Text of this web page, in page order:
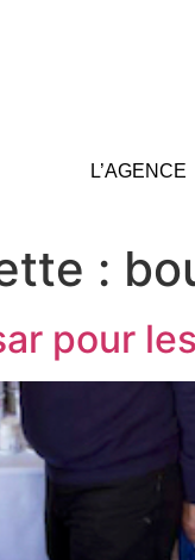
L’AGENCE
:
pour